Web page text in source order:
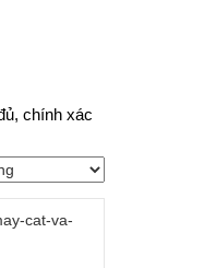
chính xác